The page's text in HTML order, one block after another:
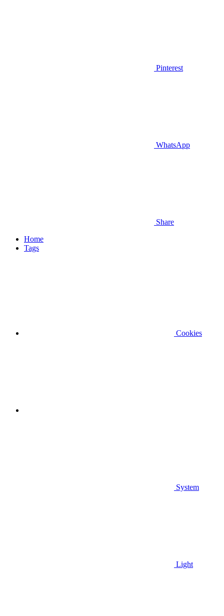
Pinterest
WhatsApp
Share
Home
Tags
Cookies
System
Light